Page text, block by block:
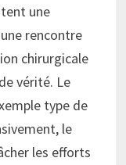
une
rencontre
chirurgicale
vérité. Le
type de
le
les efforts